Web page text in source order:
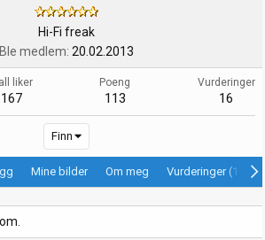
Hi-Fi freak
Ble medlem 20.02.2013
liker Poeng
113
Vurderinger
16
Finn
Mine bilder Om meg Vurderinger (16)